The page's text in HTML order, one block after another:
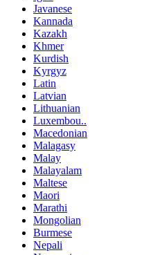
Javanese
Kannada
Kazakh
Khmer
Kurdish
Kyrgyz
Latin
Latvian
Lithuanian
Luxembou..
Macedonian
Malagasy
Malay
Malayalam
Maltese
Maori
Marathi
Mongolian
Burmese
Nepali